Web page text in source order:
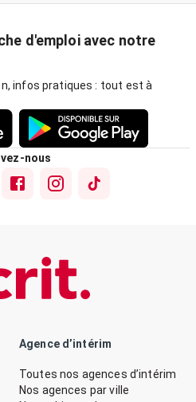
d'emploi avec notre
infos pratiques : tout est à
nous
Agence d’intérim
Toutes nos agences d’intérim
Nos agences par ville